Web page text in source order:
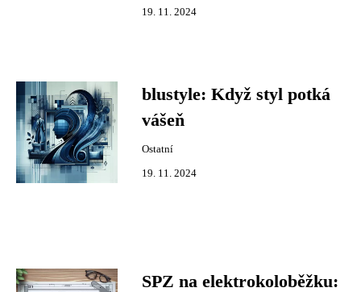
19. 11. 2024
blustyle: Když styl potká
vášeň
Ostatní
19. 11. 2024
SPZ na elektrokoloběžku: